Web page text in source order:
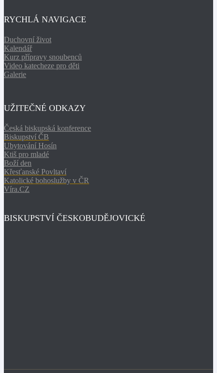
RYCHLÁ NAVIGACE
Duchovní život
Kalendář
Kurz přípravy snoubenců
Video katecheze pro děti
Galerie
UŽITEČNÉ ODKAZY
Česká biskupská konference
Biskupství ČB
Ubytování Hosín
Ktiš pro mladé
Boží den
Křesťanské Povltaví
Katolické bohoslužby v ČR
Víra.CZ
BISKUPSTVÍ ČESKOBUDĚJOVICKÉ